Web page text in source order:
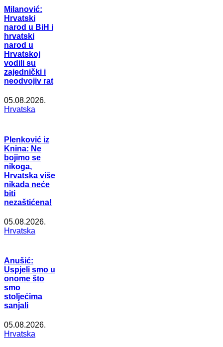
Milanović:
Hrvatski
narod u BiH i
hrvatski
narod u
Hrvatskoj
vodili su
zajednički i
neodvojiv rat
05.08.2026.
Hrvatska
Plenković iz
Knina: Ne
bojimo se
nikoga,
Hrvatska više
nikada neće
biti
nezaštićena!
05.08.2026.
Hrvatska
Anušić:
Uspjeli smo u
onome što
smo
stoljećima
sanjali
05.08.2026.
Hrvatska